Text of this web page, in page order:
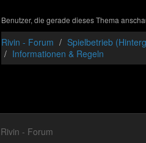
Benutzer, die gerade dieses Thema
Rivin - Forum
Spielbetrieb
Informationen & Regeln
Rivin - Forum